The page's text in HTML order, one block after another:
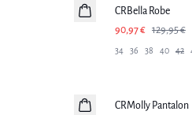
CRBella Robe
90,97 € 129,95 €
34 36 38 40 42
CRMolly Pantalon